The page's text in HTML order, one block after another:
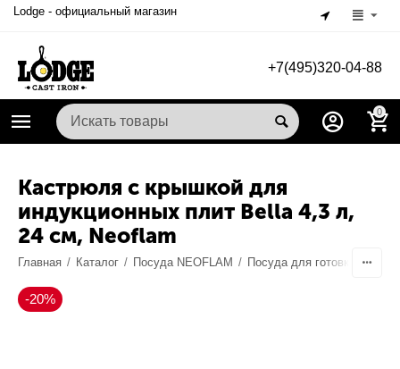
Lodge - официальный магазин
+7(495)320-04-88
0
Кастрюля с крышкой для
индукционных плит Bella 4,3 л,
24 см, Neoflam
Главная / Каталог / Посуда NEOFLAM / Посуда для готовки /
-20%